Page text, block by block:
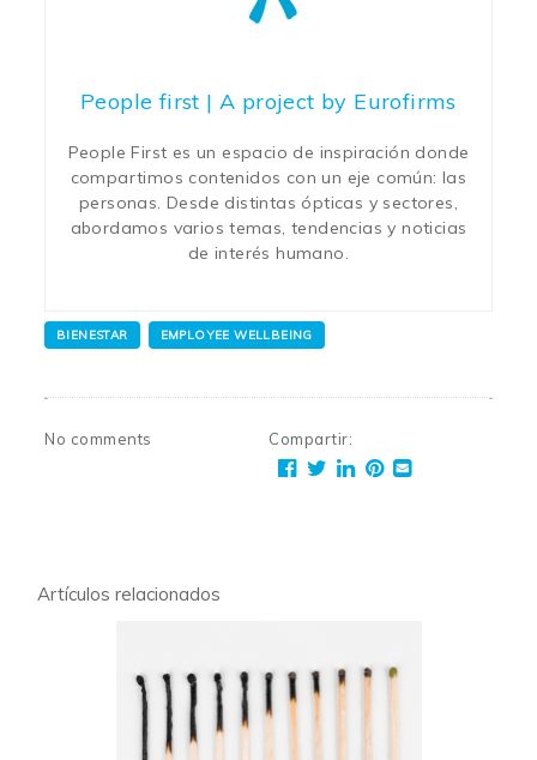
People first | A project by Eurofirms
People First es un espacio de inspiración donde
compartimos contenidos con un eje común: las
personas. Desde distintas ópticas y sectores,
abordamos varios temas, tendencias y noticias
de interés humano.
BIENESTAR EMPLOYEE WELLBEING
No comments Compartir:
Artículos relacionados